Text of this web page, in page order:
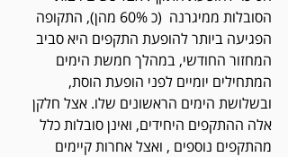
הסובלות ממיגרנה  (כ 60% מהן), התקופה
הפגיעה ביותר להופעת התקפים היא סביב
המחזור החודשי, במהלך חמשת הימים
המתחילים יומיים לפני הופעת הוסת,
ובשלושת הימים הראשונים שלו. אצל חלקן
אלה ההתקפים היחידים, ואינן סובלות כלל
מהתקפים נוספים , ואצל אחרות קיימים